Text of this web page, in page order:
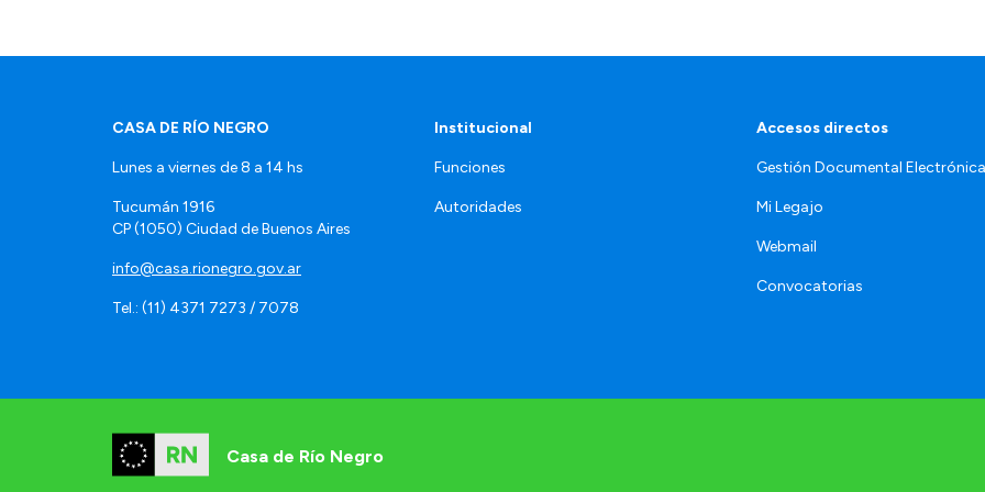
CASA DE RÍO NEGRO
Lunes a viernes de 8 a 14 hs
Tucumán 1916
CP (1050) Ciudad de Buenos Aires
info@casa.rionegro.gov.ar
Tel.: (11) 4371 7273 / 7078
Institucional
Funciones
Autoridades
Accesos directos
Gestión Documental Electrónica
Mi Legajo
Webmail
Convocatorias
Casa de Río Negro